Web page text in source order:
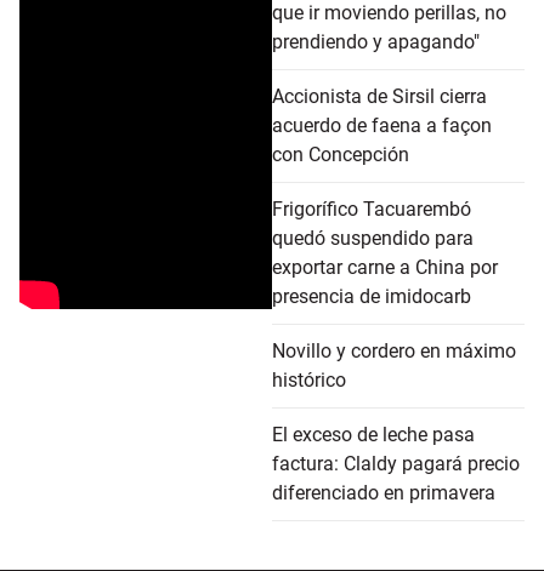
que ir moviendo perillas, no
prendiendo y apagando"
Accionista de Sirsil cierra
acuerdo de faena a façon
con Concepción
Frigorífico Tacuarembó
quedó suspendido para
exportar carne a China por
presencia de imidocarb
Novillo y cordero en máximo
histórico
El exceso de leche pasa
factura: Claldy pagará precio
diferenciado en primavera